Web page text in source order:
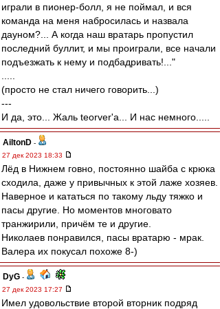
играли в пионер-болл, я не поймал, и вся
команда на меня набросилась и назвала
дауном?... А когда наш вратарь пропустил
последний буллит, и мы проиграли, все начали
подъезжать к нему и подбадривать!..."
(просто не стал ничего говорить...)
---
И да, это... Жаль teorver'а... И нас немного.....
AiltonD -
27 дек 2023 18:33
Лёд в Нижнем говно, постоянно шайба с крюка
сходила, даже у привычных к этой лаже хозяев.
Наверное и кататься по такому льду тяжко и
пасы другие. Но моментов многовато
транжирили, причём те и другие.
Николаев понравился, пасы вратарю - мрак.
Валера их покусал похоже 8-)
DyG -
27 дек 2023 17:27
Имел удовольствие второй вторник подряд